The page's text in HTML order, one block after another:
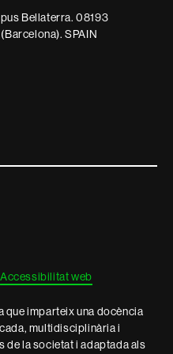
Bellaterra. 08193
SPAIN
Accessibilitat web
que imparteix una docència
multidisciplinària i
de la societat i adaptada als